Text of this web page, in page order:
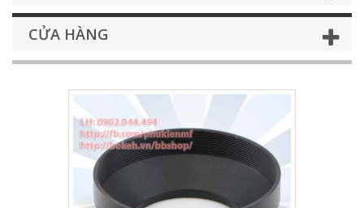
CỬA HÀNG